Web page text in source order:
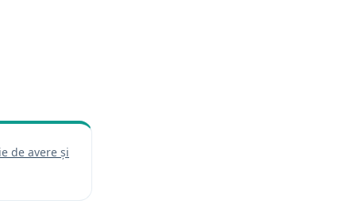
de avere și
o filă nouă)